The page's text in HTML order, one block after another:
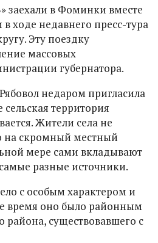
заехали в Фоминки вместе
ходе недавнего пресс-тура
Эту поездку
массовых
губернатора.
недаром пригласила
территория
Жители села не
на скромный местный
мере сами вкладывают
разные источники.
с особым характером и
время оно было районным
существовавшего с